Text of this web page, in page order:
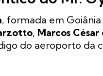
, formada em
, Marcos César
do aeroporto da